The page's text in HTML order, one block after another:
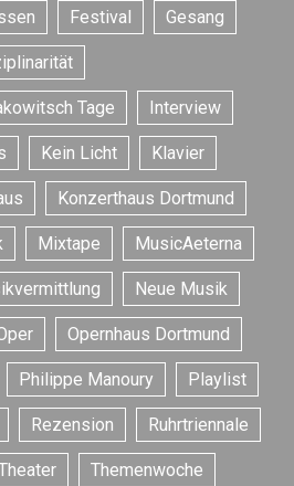
Festival Gesang
Tage Interview
Kein Licht Klavier
Konzerthaus Dortmund
Mixtape MusicAeterna
Neue Musik
Opernhaus Dortmund
Philippe Manoury Playlist
Rezension Ruhrtriennale
Themenwoche